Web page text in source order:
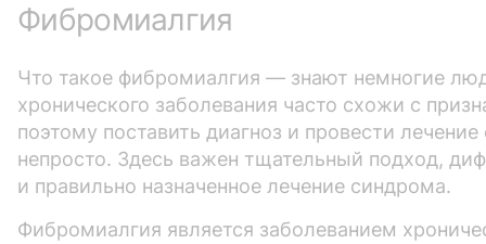
Фибромиалгия
Что такое фибромиалгия — знают немногие
хронического заболевания часто схожи с
поэтому поставить диагноз и провести
непросто. Здесь важен тщательный подход,
и правильно назначенное лечение синдрома.
Фибромиалгия является заболеванием